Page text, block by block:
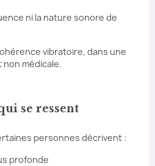
ni la nature sonore de
vibratoire, dans une
médicale.
se ressent
personnes décrivent :
profonde